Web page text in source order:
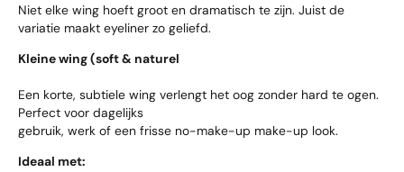
Niet elke wing hoeft groot en dramatisch te zijn. Juist de
variatie maakt eyeliner zo geliefd.
Kleine wing (soft & naturel
Een korte, subtiele wing verlengt het oog zonder hard te ogen.
Perfect voor dagelijks
gebruik, werk of een frisse no-make-up make-up look.
Ideaal met: